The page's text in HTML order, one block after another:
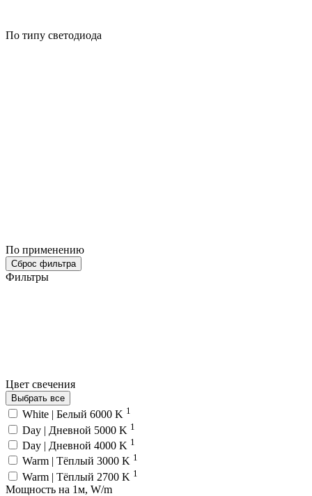
По типу светодиода
По применению
Сброс фильтра
Фильтры
Цвет свечения
Выбрать все
White | Белый 6000 K 1
Day | Дневной 5000 K 1
Day | Дневной 4000 K 1
Warm | Тёплый 3000 K 1
Warm | Тёплый 2700 K 1
Мощность на 1м, W/m